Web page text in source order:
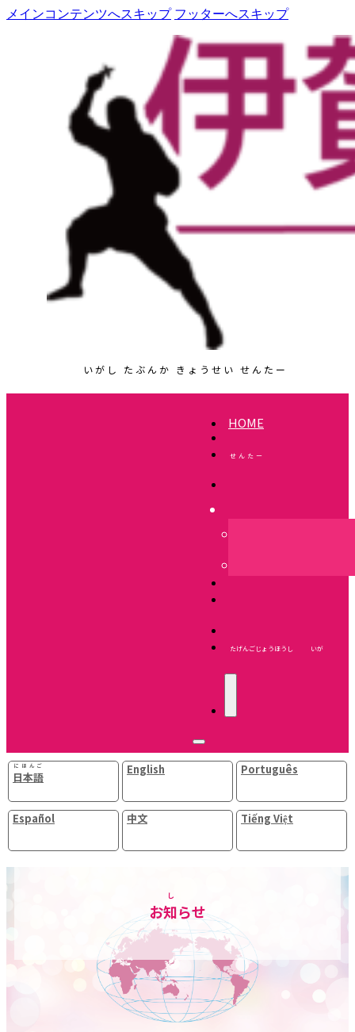
メインコンテンツへスキップ フッターへスキップ
いがし たぶんか きょうせい せんたー
HOME
せんたー
たげんごじょうほうし いが
日本語
にほんご English Português
Español 中文 Tiếng Việt
お知
し
らせ